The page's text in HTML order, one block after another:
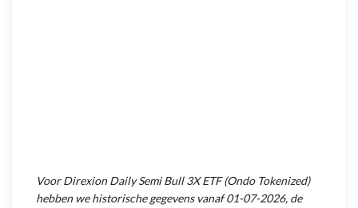
VoorDirexion Daily Semi Bull 3X ETF (Ondo Tokenized)
hebben we historische gegevens vanaf01-07-2026, de